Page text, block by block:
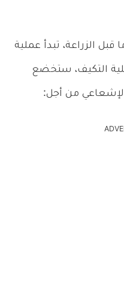
قبل الزراعة، تبدأ عملية
التكيف، ستخضع
الإشعاعي من أجل: